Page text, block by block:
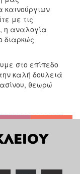
καινούργιων
με τις
η αναλογία
διαρκώς
στο επίπεδο
καλή δουλειά
θεωρώ